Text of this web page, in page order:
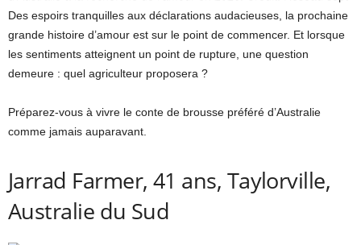
Des espoirs tranquilles aux déclarations audacieuses, la prochaine
grande histoire d’amour est sur le point de commencer. Et lorsque
les sentiments atteignent un point de rupture, une question
demeure : quel agriculteur proposera ?
Préparez-vous à vivre le conte de brousse préféré d’Australie
comme jamais auparavant.
Jarrad Farmer, 41 ans, Taylorville,
Australie du Sud